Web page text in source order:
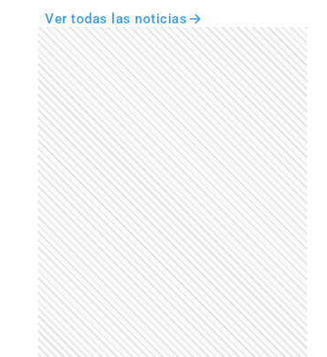
Ver todas las noticias